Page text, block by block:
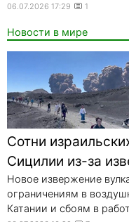
06.07.2026 17:29 1
Новости в мире
Сотни
Сицилии из-за
Новое извержение
ограничениям в
Катании и сбоям в